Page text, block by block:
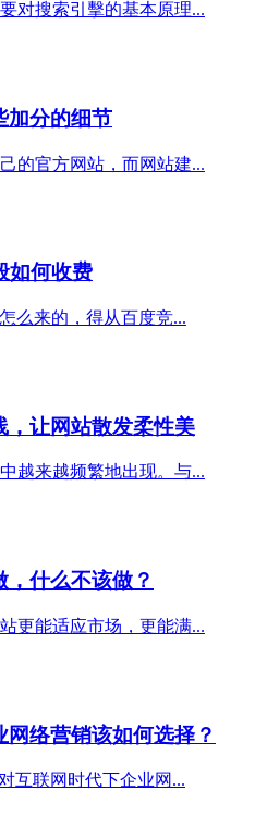
对搜索引擊的基本原理...
加分的细节
的官方网站，而网站建...
如何收费
么来的，得从百度竞...
，让网站散发柔性美
越来越频繁地出现。与...
，什么不该做？
更能适应市场，更能满...
络营销该如何选择？
互联网时代下企业网...